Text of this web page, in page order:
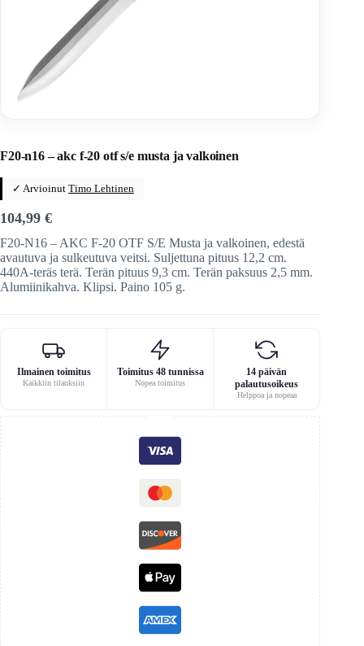
F20-n16 – akc f-20 otf s/e musta ja valkoinen
✓ Arvioinut Timo Lehtinen
104,99 €
F20-N16 – AKC F-20 OTF S/E Musta ja valkoinen, edestä
avautuva ja sulkeutuva veitsi. Suljettuna pituus 12,2 cm.
440A-teräs terä. Terän pituus 9,3 cm. Terän paksuus 2,5 mm.
Alumiinikahva. Klipsi. Paino 105 g.
Ilmainen toimitus
Kaikkiin tilauksiin
Toimitus 48 tunnissa
Nopea toimitus
14 päivän
palautusoikeus
Helppoa ja nopeaa